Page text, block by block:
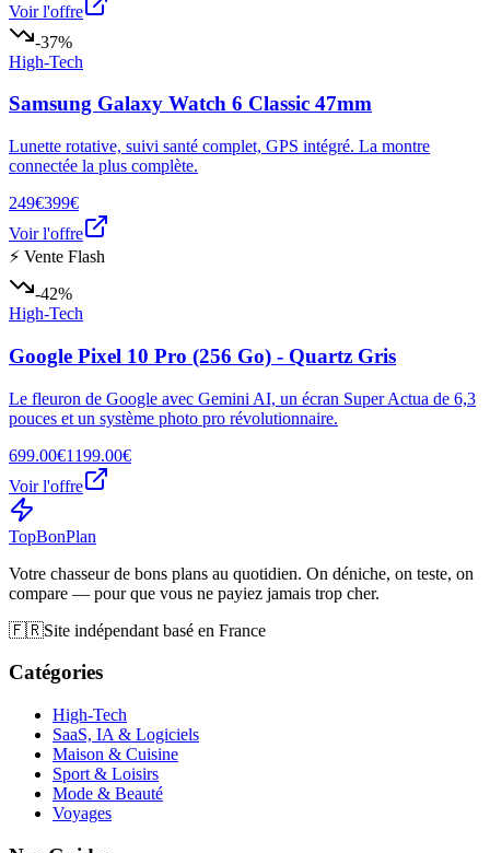
Voir l'offre
-37%
High-Tech
Samsung Galaxy Watch 6 Classic 47mm
Lunette rotative, suivi santé complet, GPS intégré. La montre
connectée la plus complète.
249€399€
Voir l'offre
⚡ Vente Flash
-42%
High-Tech
Google Pixel 10 Pro (256 Go) - Quartz Gris
Le fleuron de Google avec Gemini AI, un écran Super Actua de 6,3
pouces et un système photo pro révolutionnaire.
699.00€1199.00€
Voir l'offre
TopBonPlan
Votre chasseur de bons plans au quotidien. On déniche, on teste, on
compare — pour que vous ne payiez jamais trop cher.
🇫🇷Site indépendant basé en France
Catégories
High-Tech
SaaS, IA & Logiciels
Maison & Cuisine
Sport & Loisirs
Mode & Beauté
Voyages